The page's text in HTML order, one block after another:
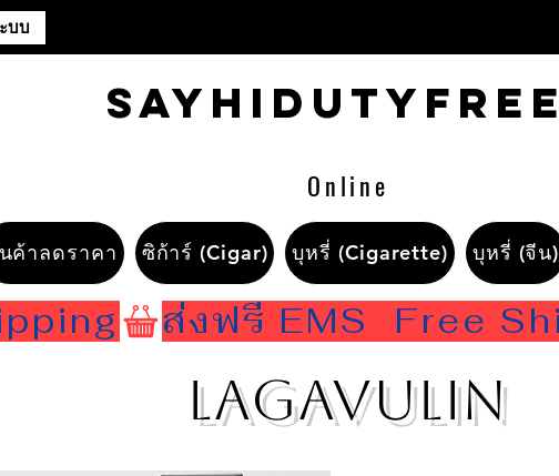
บบ
Sayhidutyfree
Online
ค้าลดราคา ซิก้าร์ (Cigar) บุหรี่ (Cigarette) บุหรี่ (จีน)
Lagavulin